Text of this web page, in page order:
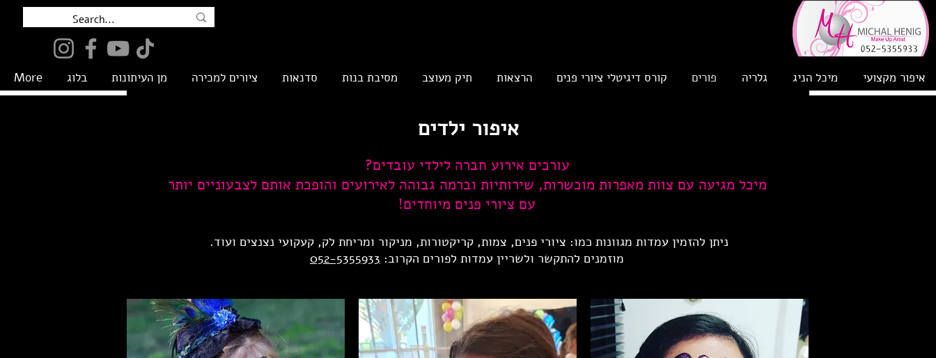
איפור מקצועי מיכל הניג גלריה פורים קורס דיגיטלי ציורי פנים הרצאות תיק מעוצב מסיבת בנות סדנאות ציורים למכירה מן העיתונות בלוג More
איפור ילדים
עורכים אירוע חברה לילדי עובדים?
מיכל מגיעה עם צוות מאפרות מוכשרות, שירותיות וברמה גבוהה לאירועים והופכת אותם לצבעוניים יותר
עם ציורי פנים מיוחדים!
ניתן להזמין עמדות מגוונות כמו: ציוריפנים, צמות, קריקטורות, מניקור ומריחת לק, קעקועי נצנצים ועוד.
מוזמנים להתקשר ולשריין עמדות לפורים הקרוב: 052-5355933